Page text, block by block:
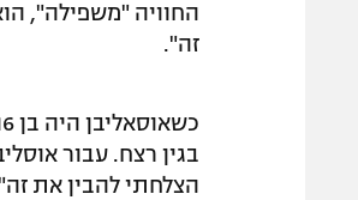
החוויה "משפילה",
זה".
בגין רצח. עבור
הצלחתי להבין את